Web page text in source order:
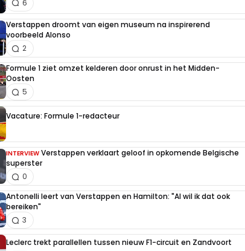
6
Verstappen droomt van eigen museum na inspirerend
voorbeeld Alonso
2
Formule 1 ziet omzet kelderen door onrust in het Midden-
Oosten
5
Vacature: Formule 1-redacteur
INTERVIEW Verstappen verklaart geloof in opkomende Belgische
superster
0
Antonelli leert van Verstappen en Hamilton: "Al wil ik dat ook
bereiken"
3
Leclerc trekt parallellen tussen nieuw F1-circuit en Zandvoort